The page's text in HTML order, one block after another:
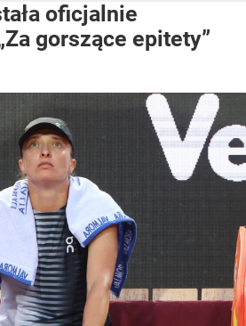
oficjalnie
gorszące epitety”